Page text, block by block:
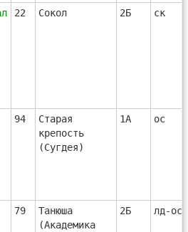
22 Сокол 2Б ск
94
Старая
крепость
(Сугдея)
1А ос
79
Танюша
(Академика
2Б лд-ос